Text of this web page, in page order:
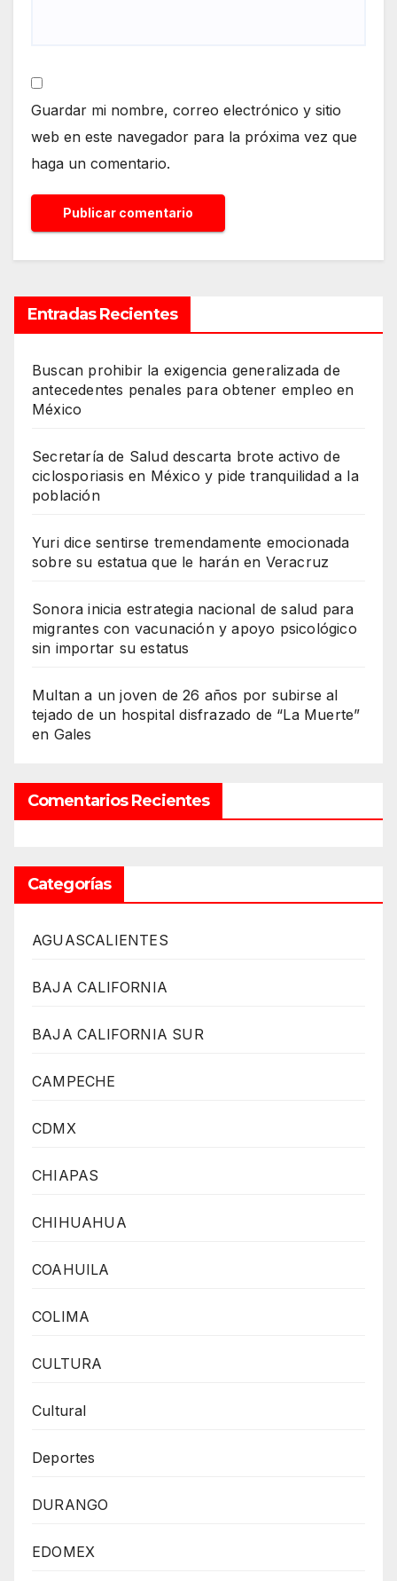
Guardar mi nombre, correo electrónico y sitio
web en este navegador para la próxima vez que
haga un comentario.
Entradas Recientes
Buscan prohibir la exigencia generalizada de
antecedentes penales para obtener empleo en
México
Secretaría de Salud descarta brote activo de
ciclosporiasis en México y pide tranquilidad a la
población
Yuri dice sentirse tremendamente emocionada
sobre su estatua que le harán en Veracruz
Sonora inicia estrategia nacional de salud para
migrantes con vacunación y apoyo psicológico
sin importar su estatus
Multan a un joven de 26 años por subirse al
tejado de un hospital disfrazado de “La Muerte”
en Gales
Comentarios Recientes
Categorías
AGUASCALIENTES
BAJA CALIFORNIA
BAJA CALIFORNIA SUR
CAMPECHE
CDMX
CHIAPAS
CHIHUAHUA
COAHUILA
COLIMA
CULTURA
Cultural
Deportes
DURANGO
EDOMEX